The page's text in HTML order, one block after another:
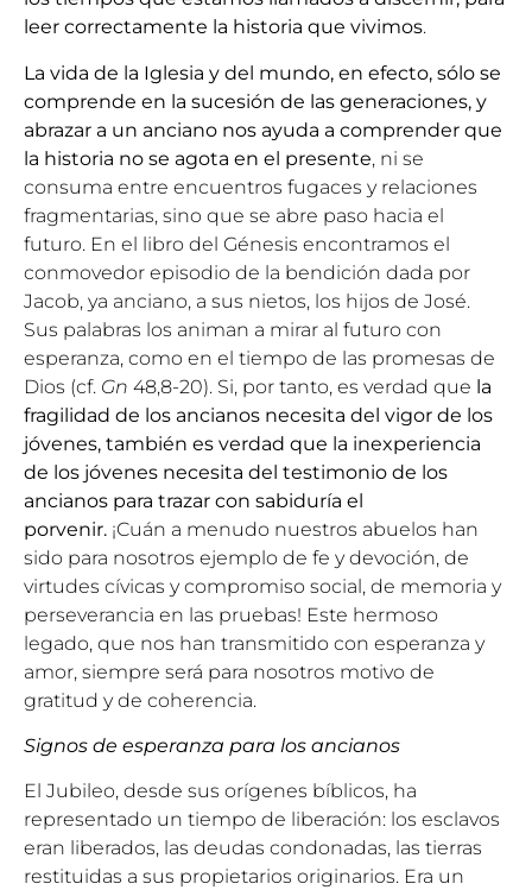
leer correctamente la historia que vivimos.
La vida de la Iglesia y del mundo, en efecto, sólo se
comprende en la sucesión de las generaciones, y
abrazar a un anciano nos ayuda a comprender que
la historia no se agota en el presente, ni se
consuma entre encuentros fugaces y relaciones
fragmentarias, sino que se abre paso hacia el
futuro. En el libro del Génesis encontramos el
conmovedor episodio de la bendición dada por
Jacob, ya anciano, a sus nietos, los hijos de José.
Sus palabras los animan a mirar al futuro con
esperanza, como en el tiempo de las promesas de
Dios (cf. Gn 48,8-20). Si, por tanto, es verdad que la
fragilidad de los ancianos necesita del vigor de los
jóvenes, también es verdad que la inexperiencia
de los jóvenes necesita del testimonio de los
ancianos para trazar con sabiduría el
porvenir. ¡Cuán a menudo nuestros abuelos han
sido para nosotros ejemplo de fe y devoción, de
virtudes cívicas y compromiso social, de memoria y
perseverancia en las pruebas! Este hermoso
legado, que nos han transmitido con esperanza y
amor, siempre será para nosotros motivo de
gratitud y de coherencia.
Signos de esperanza para los ancianos
El Jubileo, desde sus orígenes bíblicos, ha
representado un tiempo de liberación: los esclavos
eran liberados, las deudas condonadas, las tierras
restituidas a sus propietarios originarios. Era un